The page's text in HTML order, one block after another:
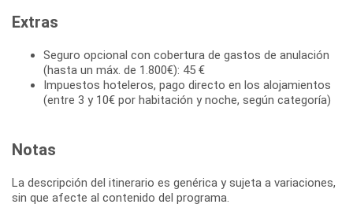
Extras
Seguro opcional con cobertura de gastos de anulación
(hasta un máx. de 1.800€): 45 €
Impuestos hoteleros, pago directo en los alojamientos
(entre 3 y 10€ por habitación y noche, según categoría)
Notas
La descripción del itinerario es genérica y sujeta a variaciones,
sin que afecte al contenido del programa.